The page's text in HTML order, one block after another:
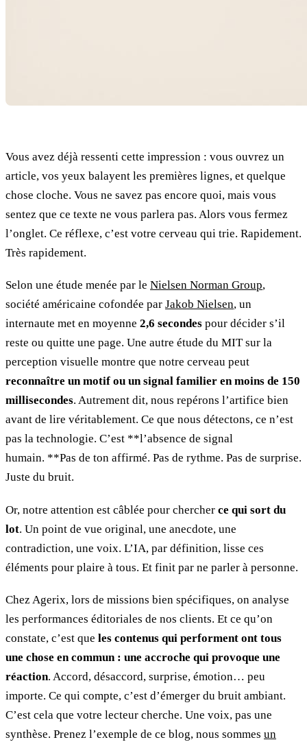
Vous avez déjà ressenti cette impression : vous ouvrez un
article, vos yeux balayent les premières lignes, et quelque
chose cloche. Vous ne savez pas encore quoi, mais vous
sentez que ce texte ne vous parlera pas. Alors vous fermez
l’onglet. Ce réflexe, c’est votre cerveau qui trie. Rapidement.
Très rapidement.
Selon une étude menée par le Nielsen Norman Group,
société américaine cofondée par Jakob Nielsen, un
internaute met en moyenne 2,6 secondes pour décider s’il
reste ou quitte une page. Une autre étude du MIT sur la
perception visuelle montre que notre cerveau peut
reconnaître un motif ou un signal familier en moins de 150
millisecondes. Autrement dit, nous repérons l’artifice bien
avant de lire véritablement. Ce que nous détectons, ce n’est
pas la technologie. C’est **l’absence de signal
humain. **Pas de ton affirmé. Pas de rythme. Pas de surprise.
Juste du bruit.
Or, notre attention est câblée pour chercher ce qui sort du
lot. Un point de vue original, une anecdote, une
contradiction, une voix. L’IA, par définition, lisse ces
éléments pour plaire à tous. Et finit par ne parler à personne.
Chez Agerix, lors de missions bien spécifiques, on analyse
les performances éditoriales de nos clients. Et ce qu’on
constate, c’est que les contenus qui performent ont tous
une chose en commun : une accroche qui provoque une
réaction. Accord, désaccord, surprise, émotion… peu
importe. Ce qui compte, c’est d’émerger du bruit ambiant.
C’est cela que votre lecteur cherche. Une voix, pas une
synthèse. Prenez l’exemple de ce blog, nous sommes un